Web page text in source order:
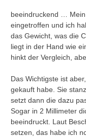
beeindruckend …
eingetroffen und ich
das Gewicht, was die
liegt in der Hand wie
hinkt der Vergleich,
Das Wichtigste ist
gekauft habe. Sie
setzt dann die dazu
Sogar in 2 Millimeter
beeindruckt. Laut
setzen, das habe ich